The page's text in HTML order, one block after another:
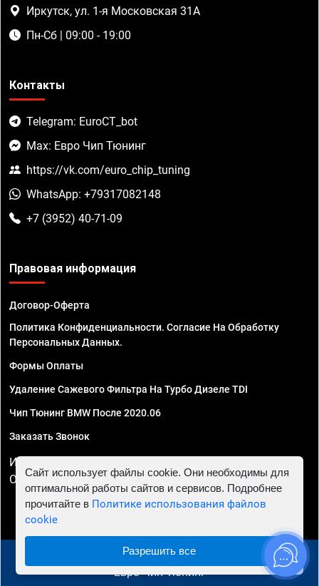
Иркутск, ул. 1-я Московская 31А
Пн-Сб | 09:00 - 19:00
Контакты
Telegram: EuroCT_bot
Max: Евро Чип Тюнинг
https://vk.com/euro_chip_tuning
WhatsApp: +79317082148
+7 (3952) 40-71-09
Правовая информация
Договор-Оферта
Политика Конфиденциальности. Согласие На Обработку
Персональных Данных.
Формы Оплаты
Удаление Сажевого Фильтра На Турбо Дизеле TDI
Чип Тюнинг BMW После 2020.06
Заказать Звонок
ИП Смирнов Георгий Павлович. ИНН 781302555843,
ОГРНИП 324470400032610
© 2010 - 2026 Чип тюнинг в Иркутске - Автосервис
"Евро Чип Тюнинг"
Сайт использует файлы cookie. Они необходимы для
оптимальной работы сайтов и сервисов. Подробнее
прочитайте в Политике использования файлов
cookie
Разрешить все